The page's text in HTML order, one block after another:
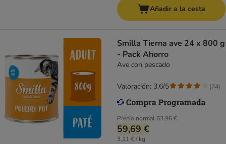
Añadir a la cesta
Smilla Tierna ave 24 x 800 g
- Pack Ahorro
Ave con pescado
Precio normal 63,96 €
59,69 €
3,11 € / kg
Valoración: 3.6/5 (74)